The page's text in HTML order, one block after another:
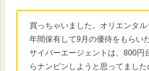
買っちゃいました。オリエンタ
年間保有して9月の優待をもらい
サイバーエージェントは、800円
らナンピンしようと思ってまし